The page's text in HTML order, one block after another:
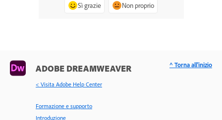
Sì grazie Non proprio
ADOBE DREAMWEAVER
< Visita Adobe Help Center
Formazione e supporto
Introduzione
^ Torna all'inizio